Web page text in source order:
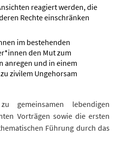
reagiert werden, die
Rechte einschränken
im bestehenden
den Mut zum
anregen und in einem
zivilem Ungehorsam
lebendigen
Vorträgen sowie die ersten
Führung durch das